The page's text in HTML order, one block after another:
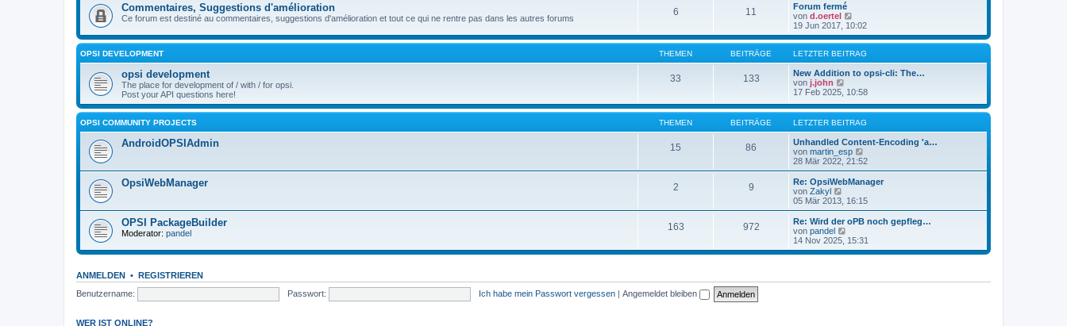
B
e
t
r
a
g
r
e
i
g
Commentaires, Suggestions d'amélioration
Ce forum est destiné au commentaires, suggestions d'amélioration et tout ce qui ne rentre pas dans les autres forums
6 11
Forum fermé
von d.oertel
e
u
e
s
t
e
B
i
t
a
g
19 Jun 2017, 10:02
OPSI DEVELOPMENT THEMEN BEITRÄGE LETZTER BEITRAG
opsi development
The place for development of / with / for opsi.
Post your API questions here!
33 133
New Addition to opsi-cli: The…
von j.john
e
e
s
e
r
B
e
t
r
a
g
17 Feb 2025, 10:58
OPSI COMMUNITY PROJECTS THEMEN BEITRÄGE LETZTER BEITRAG
AndroidOPSIAdmin 15 86
Unhandled Content-Encoding 'a…
von martin_esp
e
u
e
t
B
e
i
t
g
28 Mär 2022, 21:52
OpsiWebManager 2 9
Re: OpsiWebManager
von Zakyl
e
u
e
s
t
e
r
i
05 Mär 2013, 16:15
OPSI PackageBuilder
Moderator: pandel
163 972
Re: Wird der oPB noch gepfleg…
von pandel
e
u
14 Nov 2025, 15:31
ANMELDEN • REGISTRIEREN
Benutzername:
Passwort: Ich habe mein Passwort vergessen | Angemeldet bleiben
WER IST ONLINE?